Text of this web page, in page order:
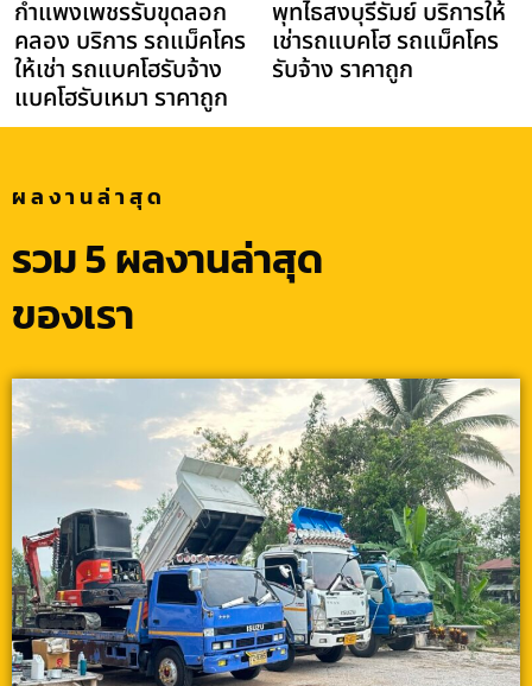
กำแพงเพชรรับขุดลอก
คลอง บริการ รถแม็คโคร
ให้เช่า รถแบคโฮรับจ้าง
แบคโฮรับเหมา ราคาถูก
พุทไธสงบุรีรัมย์ บริการให้
เช่ารถแบคโฮ รถแม็คโคร
รับจ้าง ราคาถูก
ผลงานล่าสุด
รวม 5 ผลงานล่าสุด
ของเรา